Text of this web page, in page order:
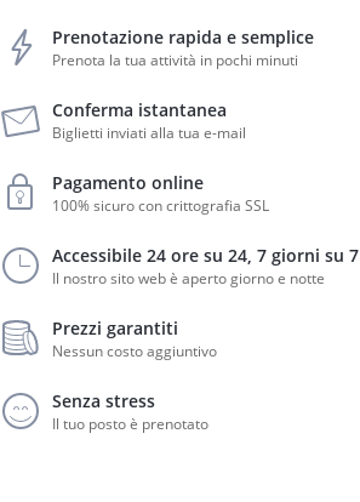
Prenotazione rapida e semplice
Prenota la tua attività in pochi minuti
Conferma istantanea
Biglietti inviati alla tua e-mail
Pagamento online
100% sicuro con crittografia SSL
Accessibile 24 ore su 24, 7 giorni su 7
Il nostro sito web è aperto giorno e notte
Prezzi garantiti
Nessun costo aggiuntivo
Senza stress
Il tuo posto è prenotato